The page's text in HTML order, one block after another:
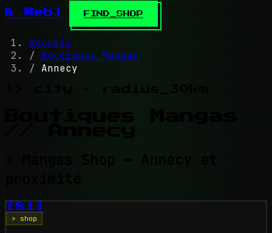
& Web]
FIND_SHOP
Accueil
/ Boutiques Mangas
/ Annecy
>> city · radius_30km
Boutiques Mangas
// Annecy
> Mangas Shop — Annecy et
[81]
> shop